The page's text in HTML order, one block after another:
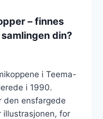
– finnes
din?
i Teema-
i 1990.
den ensfargede
illustrasjonen, for